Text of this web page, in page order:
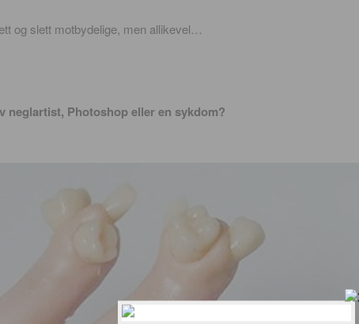
og slett motbydelige, men allikevel…
neglartist, Photoshop eller en sykdom?